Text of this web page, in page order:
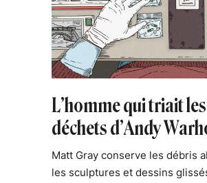
L’homme qui triait
déchets d’Andy
Matt Gray conserve les débris
les sculptures et dessins